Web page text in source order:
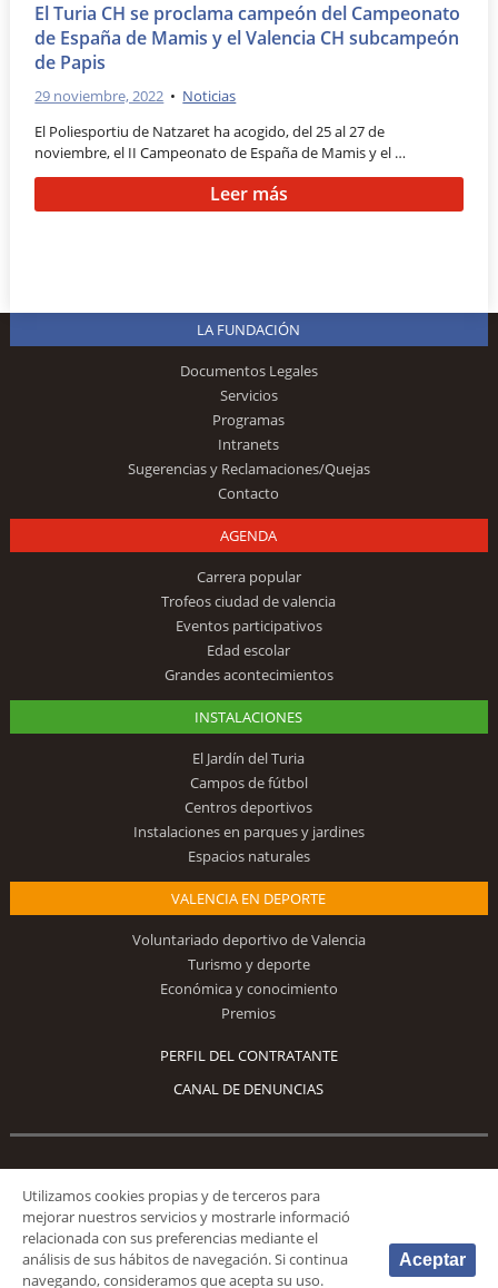
El Turia CH se proclama campeón del Campeonato
de España de Mamis y el Valencia CH subcampeón
de Papis
29 noviembre, 2022 • Noticias
El Poliesportiu de Natzaret ha acogido, del 25 al 27 de
noviembre, el II Campeonato de España de Mamis y el …
Leer más
LA FUNDACIÓN
Documentos Legales
Servicios
Programas
Intranets
Sugerencias y Reclamaciones/Quejas
Contacto
AGENDA
Carrera popular
Trofeos ciudad de valencia
Eventos participativos
Edad escolar
Grandes acontecimientos
INSTALACIONES
El Jardín del Turia
Campos de fútbol
Centros deportivos
Instalaciones en parques y jardines
Espacios naturales
VALENCIA EN DEPORTE
Voluntariado deportivo de Valencia
Turismo y deporte
Económica y conocimiento
Premios
PERFIL DEL CONTRATANTE
CANAL DE DENUNCIAS
Síguenos
Utilizamos cookies propias y de terceros para
mejorar nuestros servicios y mostrarle informació
relacionada con sus preferencias mediante el
análisis de sus hábitos de navegación. Si continua
navegando, consideramos que acepta su uso.
Aceptar